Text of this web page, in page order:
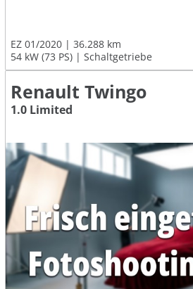
EZ 01/2020
36.288 km
54 kW (73 PS)
Schaltgetriebe
Renault Twingo
1.0 Limited